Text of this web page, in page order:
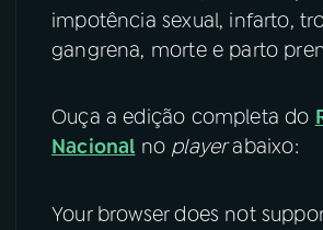
impotência sexual, infarto,
gangrena, morte e parto
Ouça a edição completa do
Nacional no playerabaixo:
Your browser does not